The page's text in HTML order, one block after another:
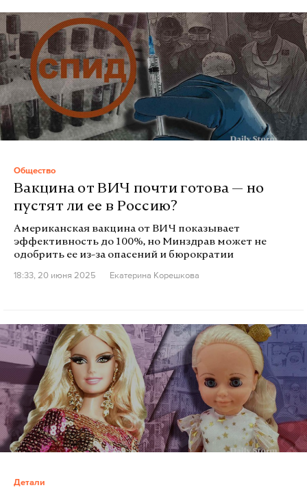
Общество
Вакцина от ВИЧ почти готова — но
пустят ли ее в Россию?
Американская вакцина от ВИЧ показывает
эффективность до 100%, но Минздрав может не
одобрить ее из-за опасений и бюрократии
18:33, 20 июня 2025
Екатерина Корешкова
Детали